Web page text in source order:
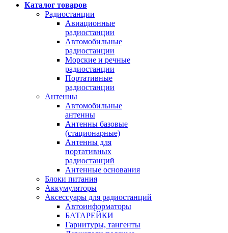
Каталог товаров
Радиостанции
Авиационные
радиостанции
Автомобильные
радиостанции
Морские и речные
радиостанции
Портативные
радиостанции
Антенны
Автомобильные
антенны
Антенны базовые
(стационарные)
Антенны для
портативных
радиостанций
Антенные основания
Блоки питания
Аккумуляторы
Аксессуары для радиостанций
Автоинформаторы
БАТАРЕЙКИ
Гарнитуры, тангенты